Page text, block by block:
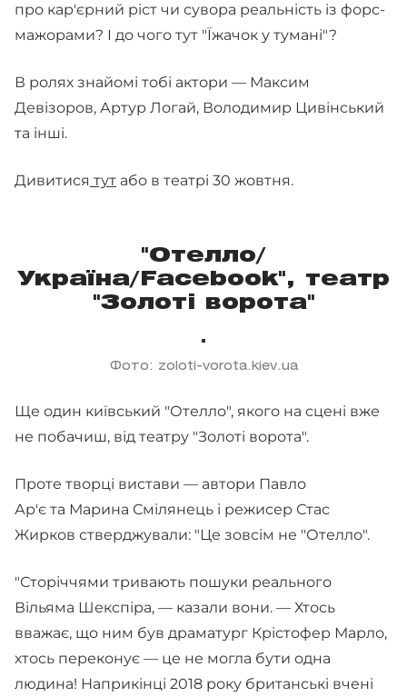
про кар'єрний ріст чи сувора реальність із форс-
мажорами? І до чого тут "Їжачок у тумані"?
В ролях знайомі тобі актори — Максим
Девізоров, Артур Логай, Володимир Цивінський
та інші.
Дивитися тут або в театрі 30 жовтня.
"Отелло/
Україна/Facebook", театр
"Золоті ворота"
Фото: zoloti-vorota.kiev.ua
Ще один київський "Отелло", якого на сцені вже
не побачиш, від театру "Золоті ворота".
Проте творці вистави — автори Павло
Ар'є та Марина Смілянець і режисер Стас
Жирков стверджували: "Це зовсім не "Отелло".
"Сторіччями тривають пошуки реального
Вільяма Шекспіра, — казали вони. — Хтось
вважає, що ним був драматург Крістофер Марло,
хтось переконує — це не могла бути одна
людина! Наприкінці 2018 року британські вчені